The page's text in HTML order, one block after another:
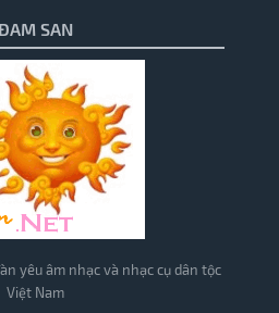
SAN
yêu âm nhạc và nhạc cụ dân tộc
Việt Nam